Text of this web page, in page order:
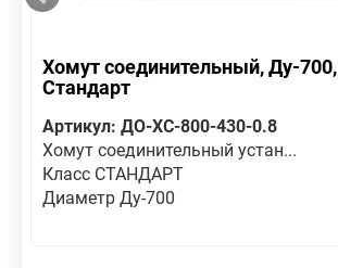
Хомут соединительный, Ду-700,
Стандарт
Артикул: ДО-ХС-800-430-0.8
Хомут соединительный устан...
Класс СТАНДАРТ
Диаметр Ду-700